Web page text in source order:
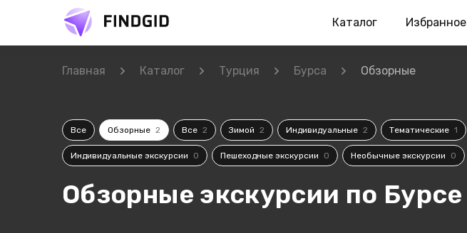
Каталог Избранное
Главная Каталог Турция Бурса Обзорные
Все Обзорные 2 Все 2 Зимой 2 Индивидуальные 2 Тематические 1
Индивидуальные экскурсии 0 Пешеходные экскурсии 0 Необычные экскурсии 0
Обзорные экскурсии по Бурсе